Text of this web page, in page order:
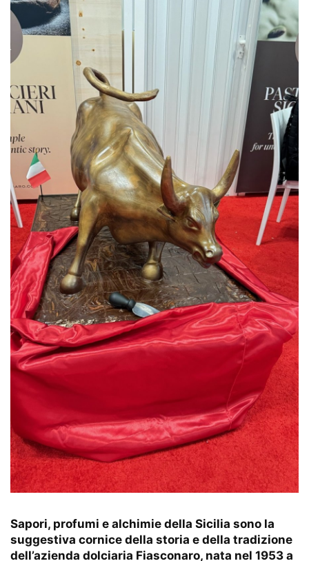
Sapori, profumi e alchimie della Sicilia sono la
suggestiva cornice della storia e della tradizione
dell’azienda dolciaria Fiasconaro, nata nel 1953 a